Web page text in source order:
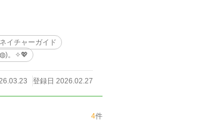
イチャーガイド
。✧💖
登録日 2026.02.27
4件